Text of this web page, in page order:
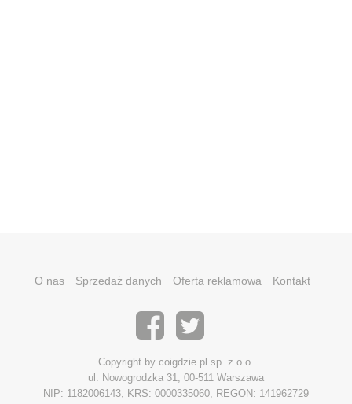
O nas Sprzedaż danych Oferta reklamowa Kontakt
Copyright by coigdzie.pl sp. z o.o.
ul. Nowogrodzka 31, 00-511 Warszawa
NIP: 1182006143, KRS: 0000335060, REGON: 141962729